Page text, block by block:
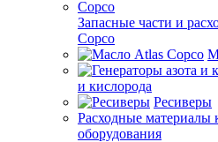
Запасные части и
Copco
и кислорода
Ресиверы
Расходные материалы
оборудования